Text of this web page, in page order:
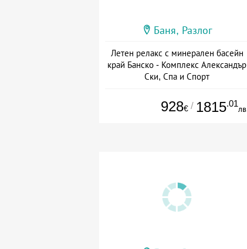
Баня, Разлог
Летен релакс с минерален басейн
край Банско - Комплекс Александър
Ски, Спа и Спорт
928€ / 1815.01
лв.